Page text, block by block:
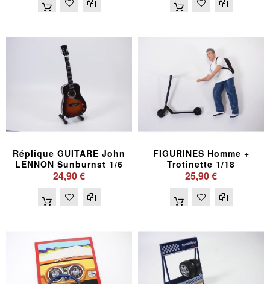
Réplique GUITARE John
LENNON Sunburnst 1/6
24,90 €
FIGURINES Homme +
Trotinette 1/18
25,90 €